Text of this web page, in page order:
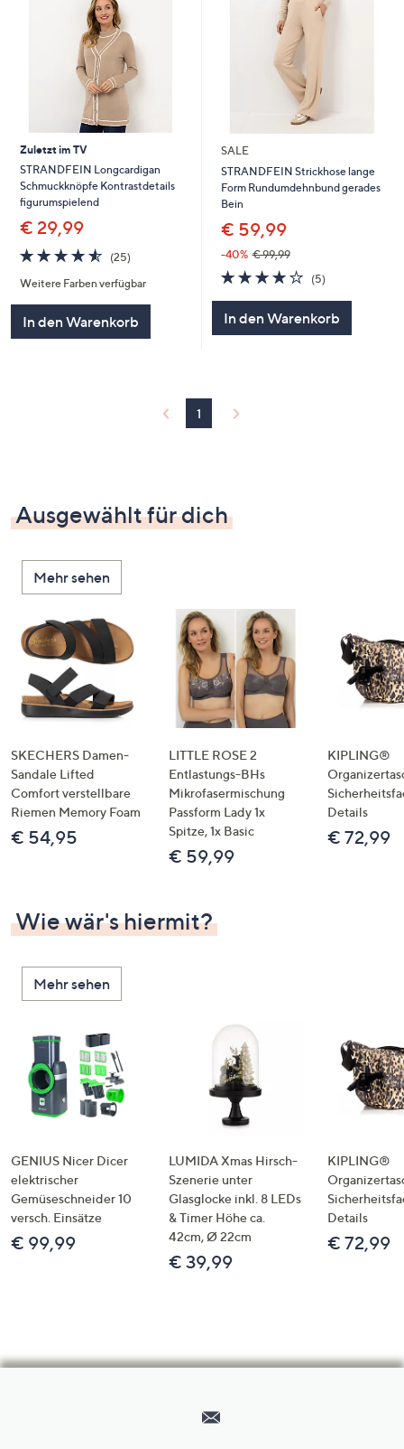
Zuletzt im TV
STRANDFEIN Longcardigan
Schmuckknöpfe Kontrastdetails
figurumspielend
€ 29,99
4.5
von
5
(25)25
Weitere Farben verfügbar
In den Warenkorb
SALE
STRANDFEIN Strickhose lange
Form Rundumdehnbund gerades
Bein
€ 59,99
-40% € 99,99
4.0
von
(5)5
In den Warenkorb
1
Ausgewählt für dich
Mehr sehen
SKECHERS Damen-
Sandale Lifted
Comfort verstellbare
Riemen Memory Foam
€ 54,95
LITTLE ROSE 2
Entlastungs-BHs
Mikrofasermischung
Passform Lady 1x
Spitze, 1x Basic
€ 59,99
KIPLING®
Details
€ 72,99
Wie wär's hiermit?
Mehr sehen
GENIUS Nicer Dicer
elektrischer
Gemüseschneider 10
versch. Einsätze
€ 99,99
LUMIDA Xmas Hirsch-
Szenerie unter
Glasglocke inkl. 8 LEDs
& Timer Höhe ca.
42cm, Ø 22cm
€ 39,99
KIPLING®
Details
€ 72,99